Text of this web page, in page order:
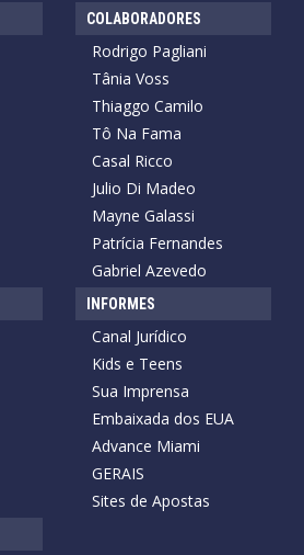
COLABORADORES
Rodrigo Pagliani
Tânia Voss
Thiaggo Camilo
Tô Na Fama
Casal Ricco
Julio Di Madeo
Mayne Galassi
Patrícia Fernandes
Gabriel Azevedo
INFORMES
Canal Jurídico
Kids e Teens
Sua Imprensa
Embaixada dos EUA
Advance Miami
GERAIS
Sites de Apostas